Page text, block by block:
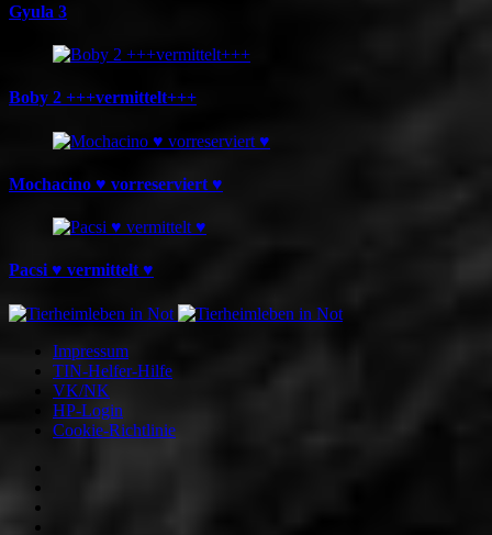
Gyula 3
Boby 2 +++vermittelt+++
Mochacino ♥ vorreserviert ♥
Pacsi ♥ vermittelt ♥
Impressum
TIN-Helfer-Hilfe
VK/NK
HP-Login
Cookie-Richtlinie